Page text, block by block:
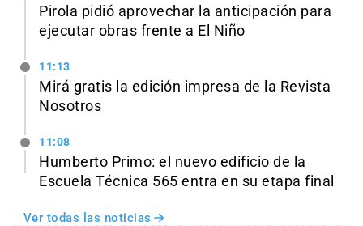
Pirola pidió aprovechar la anticipación para
ejecutar obras frente a El Niño
11:13
Mirá gratis la edición impresa de la Revista
Nosotros
11:08
Humberto Primo: el nuevo edificio de la
Escuela Técnica 565 entra en su etapa final
Ver todas las noticias